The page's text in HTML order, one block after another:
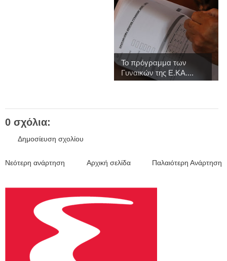
Το πρόγραμμα των
Γυναικών της Ε.ΚΑ....
0 σχόλια:
Δημοσίευση σχολίου
Νεότερη ανάρτηση Παλαιότερη Ανάρτηση
Αρχική σελίδα